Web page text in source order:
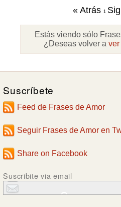
« Atrás 1
Estás viendo sólo
¿Deseas volver a ver
Suscríbete
Feed de Frases de Amor
Seguir Frases de Amor en
Share on Facebook
Suscribite via email